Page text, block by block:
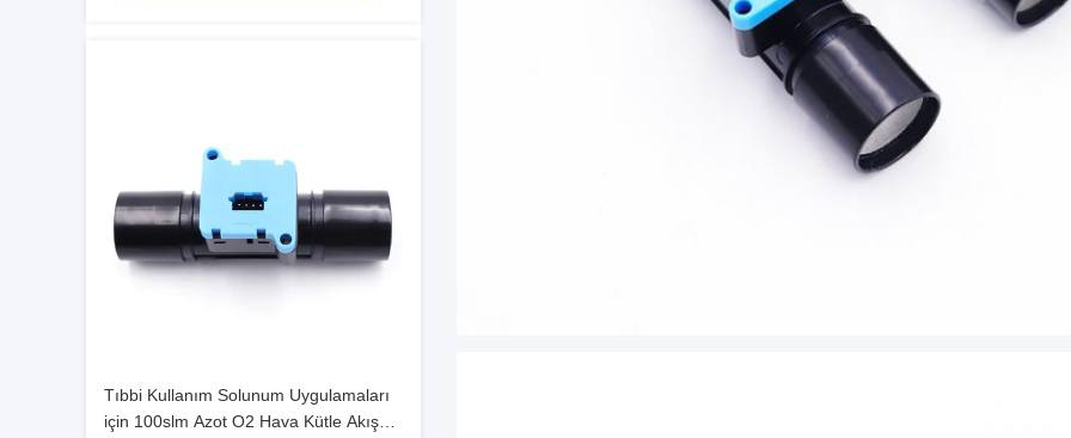
Tıbbi Kullanım Solunum Uygulamaları
için 100slm Azot O2 Hava Kütle Akış